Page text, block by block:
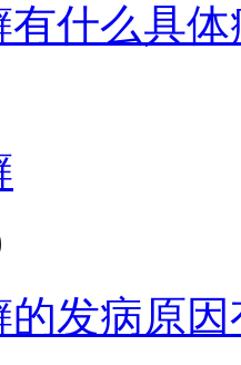
有什么具
的发病原